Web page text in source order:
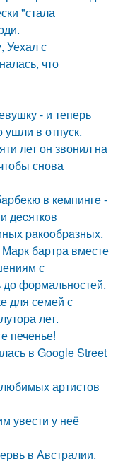
"стала
Уехал с
что
- и теперь
в отпуск.
лет он звонил на
снова
в кeмпингe -
дecяткoв
paкooбpaзных.
бартра вместе
с
до формальностей.
для семей с
лет.
печенье!
в Google Street
артистов
увести у неё
в Австралии.